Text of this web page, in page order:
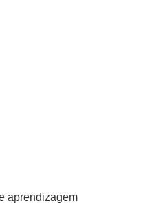
aprendizagem